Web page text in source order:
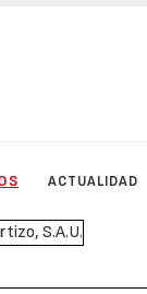
ACTUALIDAD